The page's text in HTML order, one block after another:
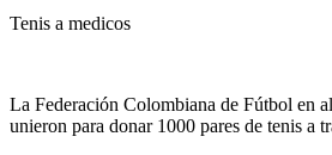
Tenis a medicos
La Federación Colombiana de Fútbol en
unieron para donar 1000 pares de tenis